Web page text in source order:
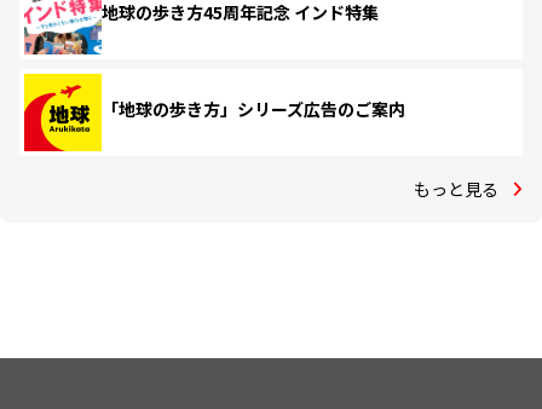
地球の歩き方45周年記念 インド特集
「地球の歩き方」シリーズ広告のご案内
もっと見る